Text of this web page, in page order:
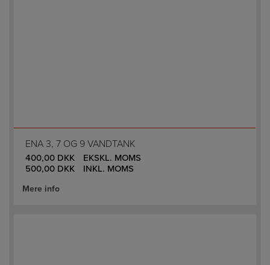
ENA 3, 7 OG 9 VANDTANK
400,00 DKK
EKSKL. MOMS
500,00 DKK INKL. MOMS
Mere info